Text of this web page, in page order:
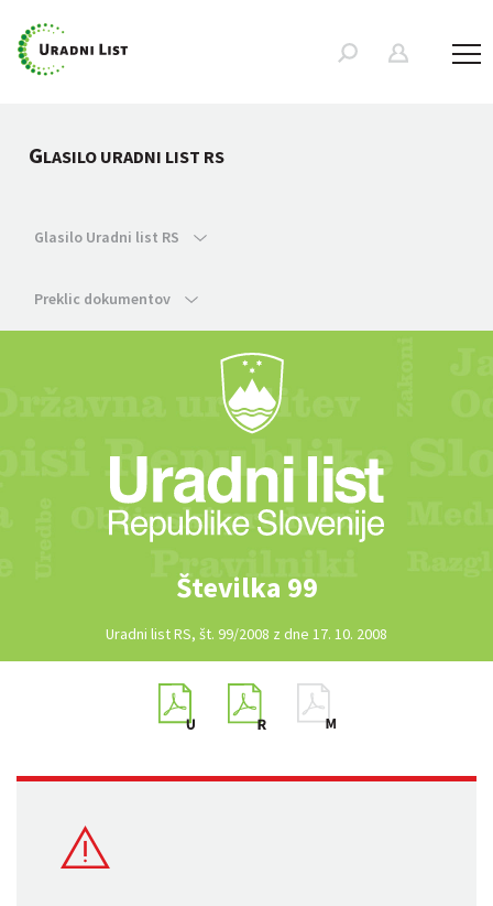
GLASILO URADNI LIST RS
Glasilo Uradni list RS
Preklic dokumentov
Številka 99
Uradni list RS, št. 99/2008 z dne 17. 10. 2008